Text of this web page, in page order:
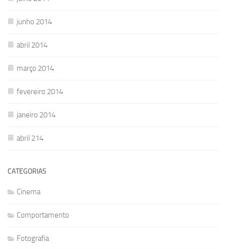
junho 2014
abril 2014
março 2014
fevereiro 2014
janeiro 2014
abril 214
CATEGORIAS
Cinema
Comportamento
Fotografia